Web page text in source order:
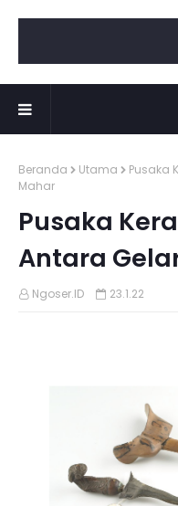
Beranda Utama
Pusaka
Mahar
Pusaka
Antara
Ngoser.ID 23.1.22